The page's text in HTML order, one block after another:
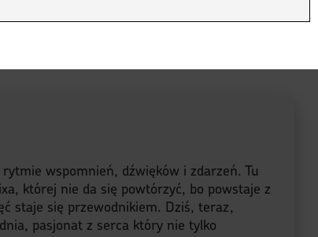
wspomnień, dźwięków i zdarzeń. Tu
której nie da się powtórzyć, bo powstaje z
staje się przewodnikiem. Dziś, teraz,
pasjonat z serca który nie tylko